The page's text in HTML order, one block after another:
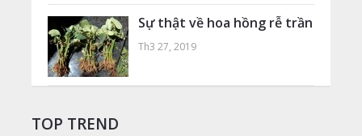
Sự thật về hoa hồng rễ trần
Th3 27, 2019
TOP TREND